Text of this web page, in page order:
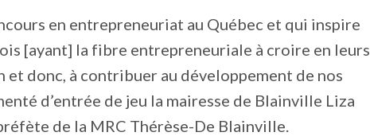
en entrepreneuriat au Québec et qui inspire
[ayant] la fibre entrepreneuriale à croire en leurs
et donc, à contribuer au développement de nos
d’entrée de jeu la mairesse de Blainville Liza
de la MRC Thérèse-De Blainville.